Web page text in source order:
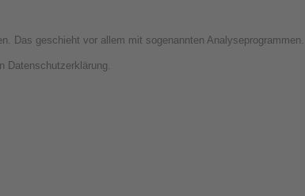
Das geschieht vor allem mit sogenannten Analyseprogrammen.
Datenschutzerklärung.